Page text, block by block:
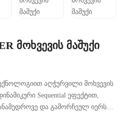
მოხვევის მაშუქი
აღჭურვილი მოხვევის
Sequential ეფექტით,
და გამორჩეულ იერს